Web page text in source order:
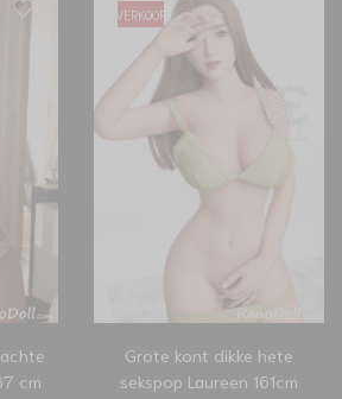
cm
VERKOOP
Grote kont dikke hete
sekspop Laureen 161cm